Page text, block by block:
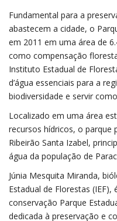
Fundamental para a
abastecem a cidade, o
em 2011 em uma área de
como compensação
Instituto Estadual de
d’água essenciais para a
biodiversidade e servir
Localizado em uma área
recursos hídricos, o parque
Ribeirão Santa Izabel,
água da população de
Júnia Mesquita Miranda,
Estadual de Florestas
conservação Parque
dedicada à preservação e